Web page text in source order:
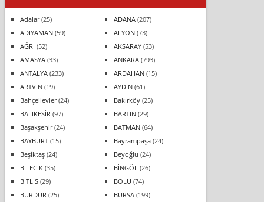
Adalar(25) ADANA(207)
ADIYAMAN(59) AFYON(73)
AĞRI (52) AKSARAY(53)
AMASYA(33) ANKARA(793)
ANTALYA(233) ARDAHAN(15)
ARTVİN(19) AYDIN(61)
Bahçelievler(24) Bakırköy(25)
BALIKESİR (97) BARTIN(29)
Başakşehir(24) BATMAN(64)
BAYBURT(15) Bayrampaşa(24)
Beşiktaş(24) Beyoğlu (24)
BİLECİK(35) BİNGÖL (26)
BİTLİS(29) BOLU (74)
BURDUR (25) BURSA(199)